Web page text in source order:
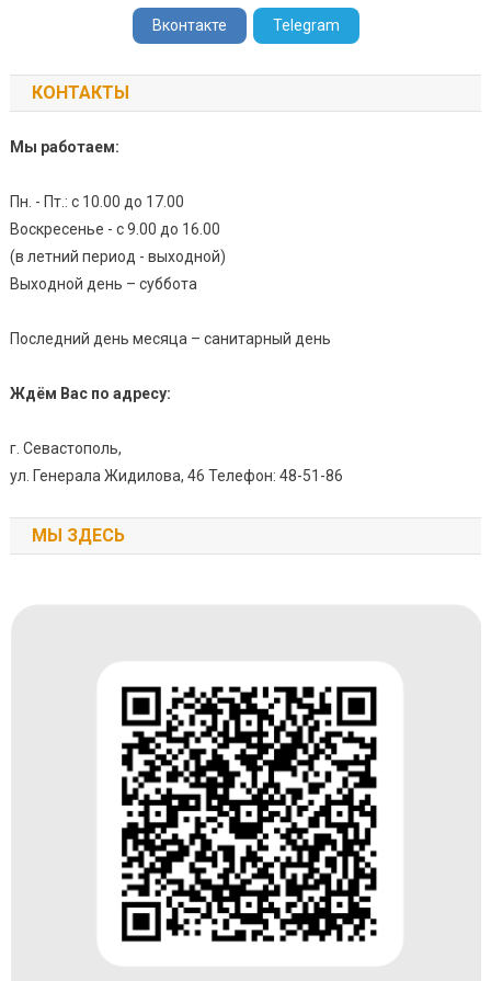
Вконтакте Telegram
КОНТАКТЫ
Мы работаем:
Пн. - Пт.: с 10.00 до 17.00
Воскресенье - с 9.00 до 16.00
(в летний период - выходной)
Выходной день – суббота
Последний день месяца – санитарный день
Ждём Вас по адресу:
г. Севастополь,
ул. Генерала Жидилова, 46 Телефон: 48-51-86
МЫ ЗДЕСЬ